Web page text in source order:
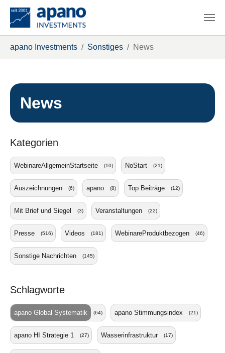
apano Investments Sonstiges News
News
Kategorien
WebinareAllgemeinStartseite (10) NoStart (21)
Auszeichnungen (6) apano (8) Top Beiträge (12)
Mit Brief und Siegel (3) Veranstaltungen (22)
Presse (516) Videos (181) WebinareProduktbezogen (46)
Sonstige Nachrichten (145)
Schlagworte
apano Global Systematik (64) apano Stimmungsindex (21)
apano HI Strategie 1 (27) Wasserinfrastruktur (17)